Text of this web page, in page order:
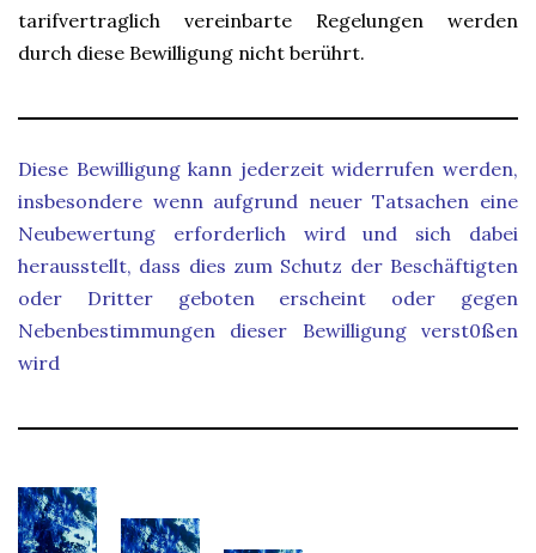
tarifvertraglich vereinbarte Regelungen werden
durch diese Bewilligung nicht berührt.
Diese Bewilligung kann jederzeit widerrufen werden,
insbesondere wenn aufgrund neuer Tatsachen eine
Neubewertung erforderlich wird und sich dabei
herausstellt, dass dies zum Schutz der Beschäftigten
oder Dritter geboten erscheint oder gegen
Nebenbestimmungen dieser Bewilligung verst0ßen
wird